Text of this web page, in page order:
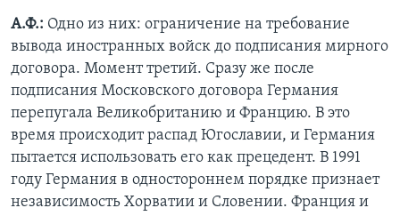
А.Ф.: Одно из них: ограничение на требование
вывода иностранных войск до подписания мирного
договора. Момент третий. Сразу же после
подписания Московского договора Германия
перепугала Великобританию и Францию. В это
время происходит распад Югославии, и Германия
пытается использовать его как прецедент. В 1991
году Германия в одностороннем порядке признает
независимость Хорватии и Словении. Франция и